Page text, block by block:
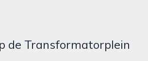
de Transformatorplein